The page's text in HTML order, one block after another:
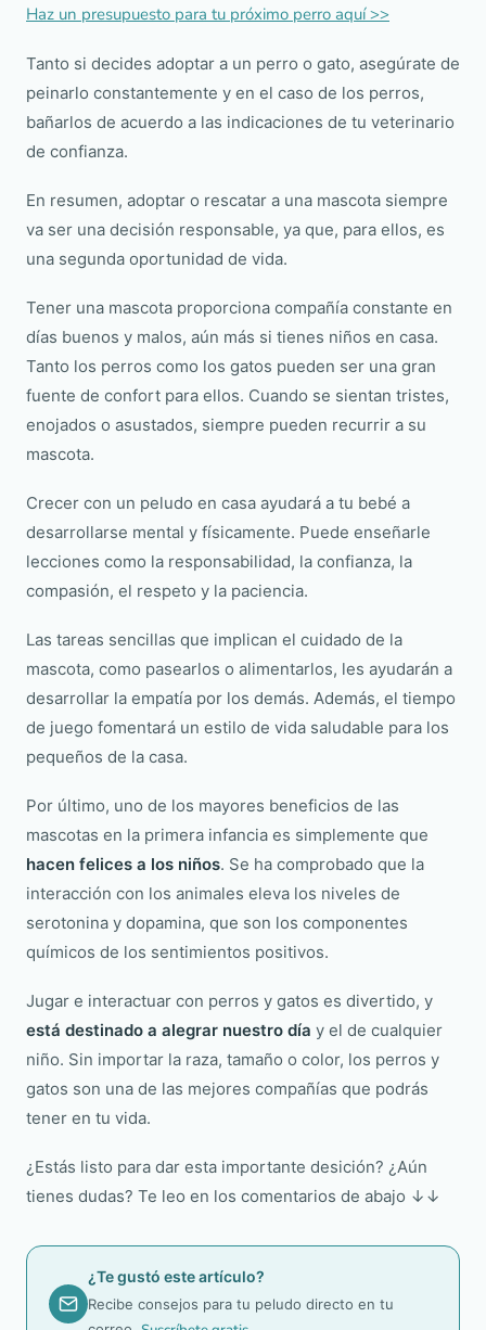
Haz un presupuesto para tu próximo perro aquí >>
Tanto si decides adoptar a un perro o gato, asegúrate de
peinarlo constantemente y en el caso de los perros,
bañarlos de acuerdo a las indicaciones de tu veterinario
de confianza.
En resumen, adoptar o rescatar a una mascota siempre
va ser una decisión responsable, ya que, para ellos, es
una segunda oportunidad de vida.
Tener una mascota proporciona compañía constante en
días buenos y malos, aún más si tienes niños en casa.
Tanto los perros como los gatos pueden ser una gran
fuente de confort para ellos. Cuando se sientan tristes,
enojados o asustados, siempre pueden recurrir a su
mascota.
Crecer con un peludo en casa ayudará a tu bebé a
desarrollarse mental y físicamente. Puede enseñarle
lecciones como la responsabilidad, la confianza, la
compasión, el respeto y la paciencia.
Las tareas sencillas que implican el cuidado de la
mascota, como pasearlos o alimentarlos, les ayudarán a
desarrollar la empatía por los demás. Además, el tiempo
de juego fomentará un estilo de vida saludable para los
pequeños de la casa.
Por último, uno de los mayores beneficios de las
mascotas en la primera infancia es simplemente que
hacen felices a los niños. Se ha comprobado que la
interacción con los animales eleva los niveles de
serotonina y dopamina, que son los componentes
químicos de los sentimientos positivos.
Jugar e interactuar con perros y gatos es divertido, y
está destinado a alegrar nuestro día y el de cualquier
niño. Sin importar la raza, tamaño o color, los perros y
gatos son una de las mejores compañías que podrás
tener en tu vida.
¿Estás listo para dar esta importante desición? ¿Aún
tienes dudas? Te leo en los comentarios de abajo ↓↓
¿Te gustó este artículo?
Recibe consejos para tu peludo directo en tu